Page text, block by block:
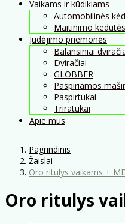
Vaikams ir kūdikiams
Automobilinės
Maitinimo kedutės
Judėjimo priemonės
Balansiniai
Dviračiai
GLOBBER
Paspiriamos
Paspirtukai
Triratukai
Apie mus
Pagrindinis
Žaislai
Oro ritulys vaikams +
Oro ritulys